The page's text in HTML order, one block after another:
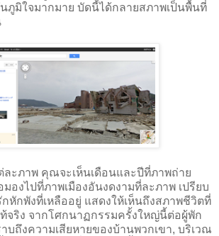
ภูมิใจมากมาย บัดนี้ได้กลายสภาพเป็นพื้นที่
ะภาพ คุณจะเห็นเดือนและปีที่ภาพถ่าย
องไปที่ภาพเมืองอันงดงามที่ละภาพ เปรียบ
หักพังที่เหลืออยู่ แสดงให้เห็นถึงสภาพชีวิตที่
จริง จากโศกนาฏกรรมครั้งใหญ่นี้ต่อผู้พัก
บถึงความเสียหายของบ้านพวกเขา, บริเวณ